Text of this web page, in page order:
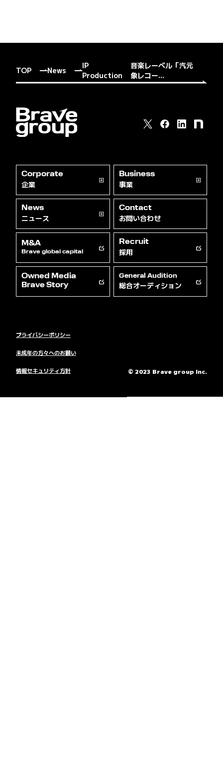
TOP News
IP
Production
音楽レーベル「汽元
象レコー...
Corporate
企業
Business
事業
News
ニュース
Contact
お問い合わせ
M&A
Brave global capital
Recruit
採用
Owned Media
Brave Story
General Audition
総合オーディション
© 2023 Brave group Inc.
プライバシーポリシー
未成年の方々へのお願い
情報セキュリティ方針